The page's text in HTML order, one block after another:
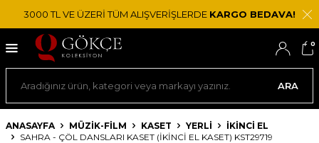
3000 TL VE ÜZERİ TÜM ALIŞVERİŞLERDE KARGO BEDAVA!
ARA
0
ANASAYFA MÜZİK-FİLM KASET YERLI
İKINCI EL
SAHRA - ÇÖL DANSLARI KASET (İKINCI EL KASET) KST29719